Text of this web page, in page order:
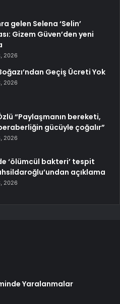
gelen Selena ‘Selin’
Gizem Güven’den yeni
2026
Geçiş Ücreti Yok
2026
“Paylaşmanın bereketi,
gücüyle çoğalır”
2026
‘ölümcül bakteri’ tespit
açıklama
2026
Yaralanmalar